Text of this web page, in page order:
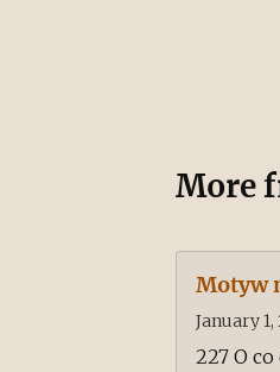
More
Motyw
January
227 O